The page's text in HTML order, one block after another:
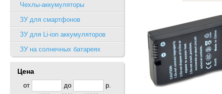
Чехлы-аккумуляторы
ЗУ для смартфонов
ЗУ для Li-ion аккумуляторов
ЗУ на солнечных батареях
Цена
от до р.